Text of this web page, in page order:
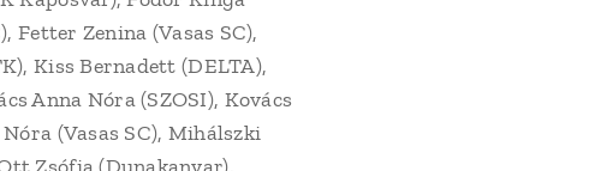
Fetter Zenina (Vasas SC),
Kiss Bernadett (DELTA),
Anna Nóra (SZOSI), Kovács
(Vasas SC), Mihálszki